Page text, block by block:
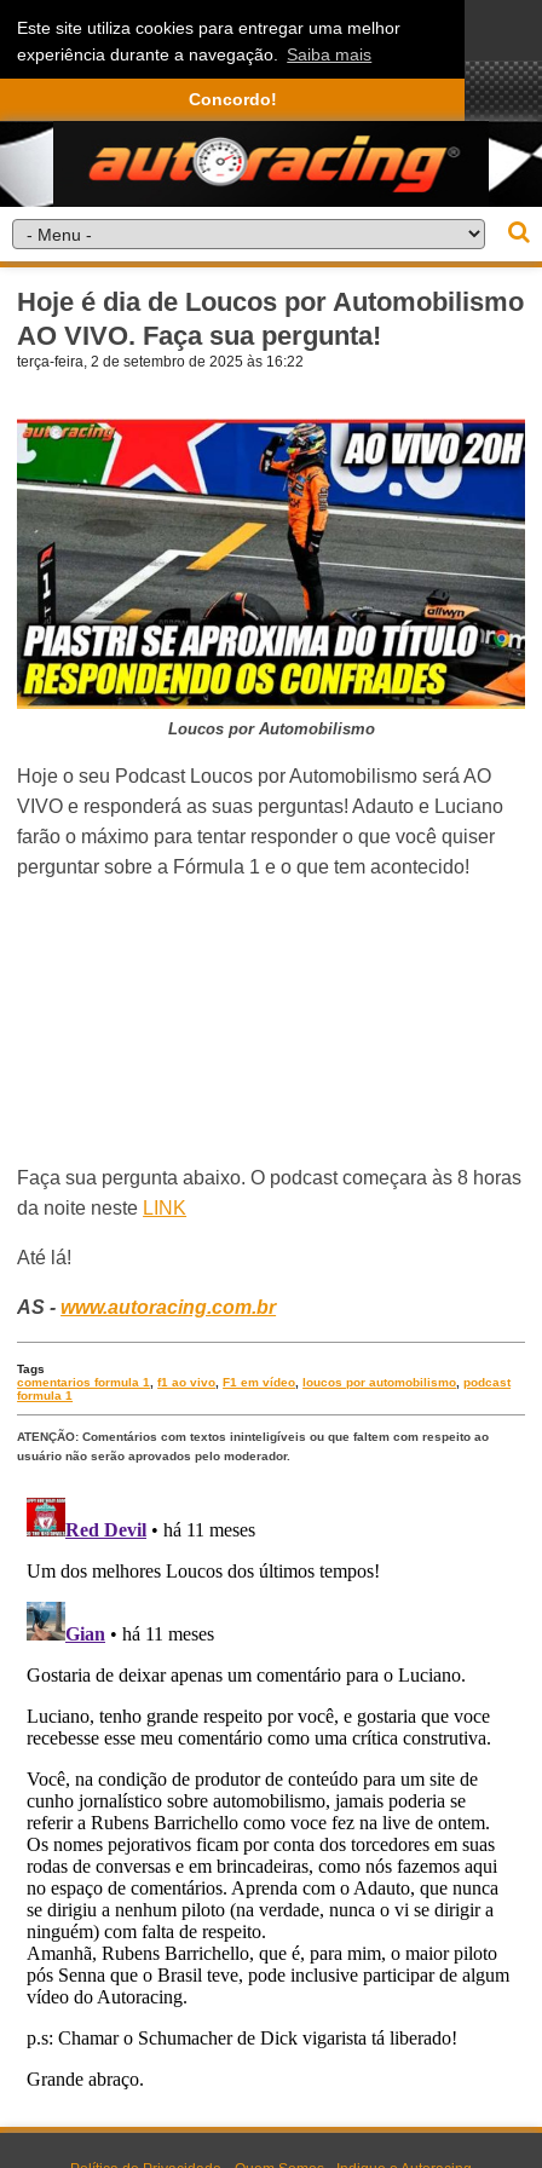
Este site utiliza cookies para entregar uma melhor
experiência durante a navegação. Saiba mais
Concordo!
Hoje é dia de Loucos por Automobilismo
AO VIVO. Faça sua pergunta!
terça-feira, 2 de setembro de 2025 às 16:22
Loucos por Automobilismo
Hoje o seu Podcast Loucos por Automobilismo será AO
VIVO e responderá as suas perguntas! Adauto e Luciano
farão o máximo para tentar responder o que você quiser
perguntar sobre a Fórmula 1 e o que tem acontecido!
Faça sua pergunta abaixo. O podcast começara às 8 horas
da noite neste LINK
Até lá!
AS -www.autoracing.com.br
Tags
comentarios formula 1
,f1 ao vivo ,F1 em vídeo ,loucos por automobilismo ,podcast
formula 1
ATENÇÃO: Comentários com textos ininteligíveis ou que faltem com respeito ao
usuário não serão aprovados pelo moderador.